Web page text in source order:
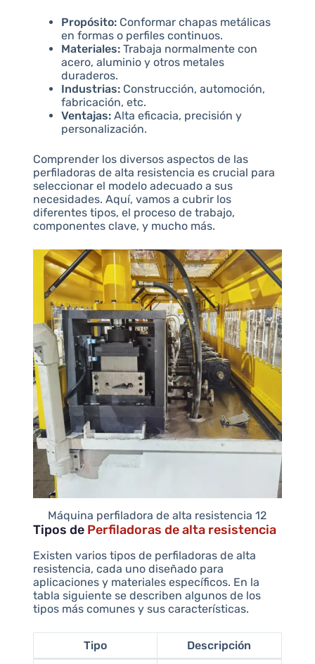
Propósito:Conformar chapas metálicas
en formas o perfiles continuos.
Materiales:Trabaja normalmente con
acero, aluminio y otros metales
duraderos.
Industrias:Construcción, automoción,
fabricación, etc.
Ventajas:Alta eficacia, precisión y
personalización.
Comprender los diversos aspectos de las
perfiladoras de alta resistencia es crucial para
seleccionar el modelo adecuado a sus
necesidades. Aquí, vamos a cubrir los
diferentes tipos, el proceso de trabajo,
componentes clave, y mucho más.
Máquina perfiladora de alta resistencia 12
Tipos de Perfiladoras de alta resistencia
Existen varios tipos de perfiladoras de alta
resistencia, cada uno diseñado para
aplicaciones y materiales específicos. En la
tabla siguiente se describen algunos de los
tipos más comunes y sus características.
Tipo Descripción